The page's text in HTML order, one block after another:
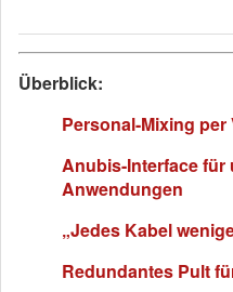
Überblick:
Personal-Mixing per
Anubis-Interface
Anwendungen
„Jedes Kabel
Redundantes Pult